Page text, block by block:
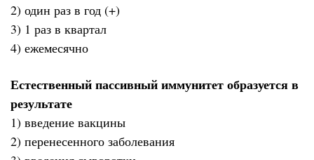
2) один раз в год (+)
3) 1 раз в квартал
4) ежемесячно
Естественный пассивный иммунитет образуется в
результате
1) введение вакцины
2) перенесенного заболевания